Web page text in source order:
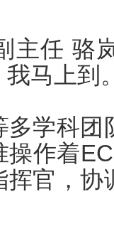
主任 骆
马上到
学科
作着
官，